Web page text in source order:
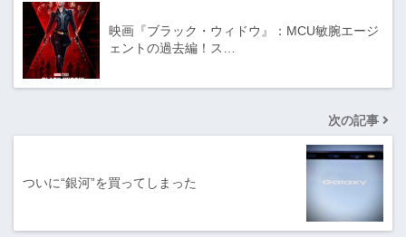
映画『ブラック・ウィドウ』：MCU敏腕エージ
ェントの過去編！ス…
次の記事
ついに“銀河”を買ってしまった